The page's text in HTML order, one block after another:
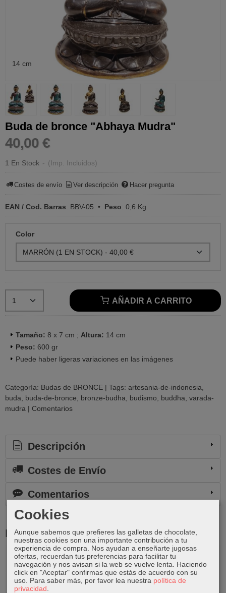
14 cm
Buda de bronce "Abhaya Mudra"
40,00 €
1 En Stock - (Imp. Incluidos)
Costes de envío Ver descripción Hacer pregunta
EAN / Cod. Barras: BBV-05 • Peso: 0,6 Kg
Color
AÑADIR A CARRITO
Tamaño: 8 x 7 cm ; Altura: 14 cm
Peso: 600 gr
Puede haber ligeras variaciones en las imágenes
Categoría: Budas de BRONCE | Tags: artesania-de-indonesia
buda
buda-de-bronce bronze-budha budismo buddha varada-
mudra | Comentarios
Descripción
Costes de Envío
Comentarios
Productos Relacionados
Cookies
Aunque sabemos que prefieres las galletas de chocolate,
nuestras cookies son una importante contribución a tu
experiencia de compra. Nos ayudan a enseñarte jugosas
ofertas, recuerdan tus preferencias para facilitar tu
navegación y nos avisan si la web se vuelve lenta. Haciendo
click en "Aceptar" confirmas que estás de acuerdo con su
uso. Para saber más, por favor lea nuestra política de
privacidad